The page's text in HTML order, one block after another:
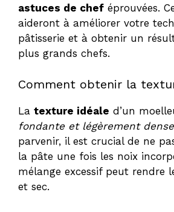
astuces de chef éprouvées.
aideront à améliorer votre
pâtisserie et à obtenir un
plus grands chefs.
Comment obtenir la
La texture idéale d’un
fondante et légèrement dense
parvenir, il est crucial de ne
la pâte une fois les noix
mélange excessif peut rendre
et sec.